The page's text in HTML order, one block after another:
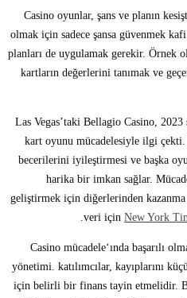
Casino oyunlar, şans ve planın
olmak için sadece şansa güvenmek
planları de uygulamak gerekir. Örnek
kartların değerlerini tanımak ve
Las Vegas’taki Bellagio Casino,
kart oyunu mücadelesiyle ilgi
becerilerini iyileştirmesi ve başka
harika bir imkan sağlar.
geliştirmek için diğerlerinden kazanma
veri için New York
Casino mücadele‘ında başarılı
yönetimi. katılımcılar, kayıplarını
için belirli bir finans tayin etmelidir.